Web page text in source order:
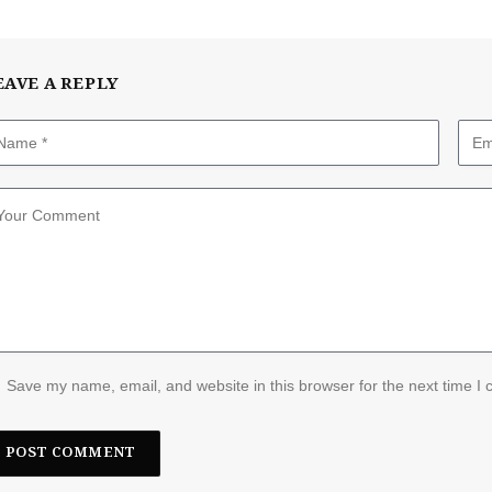
A REPLY
Save my name, email, and website in this browser for the next time I